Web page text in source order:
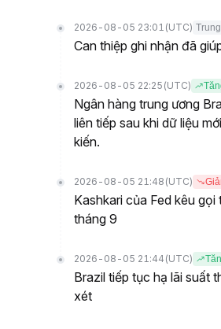
2026-08-05 23:01 (UTC)
Can thiệp ghi nhận đã
2026-08-05 22:25 (UTC)
Ngân hàng trung ương
liên tiếp sau khi dữ liệu
kiến.
2026-08-05 21:48 (UTC)
Kashkari của Fed kêu
tháng 9
2026-08-05 21:44 (UTC)
Brazil tiếp tục hạ lãi suất
xét